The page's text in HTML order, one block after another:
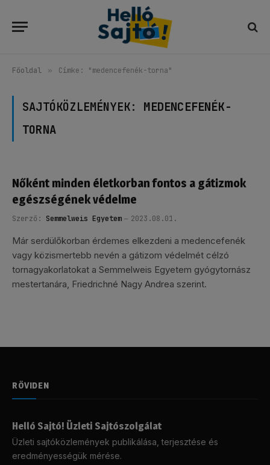
Főoldal » Címke: "medencefenék-torna"
SAJTÓKÖZLEMÉNYEK: MEDENCEFENÉK-
TORNA
Nőként minden életkorban fontos a gátizmok
egészségének védelme
Szerző: Semmelweis Egyetem 2023.08.01.
Már serdülőkorban érdemes elkezdeni a medencefenék
vagy közismertebb nevén a gátizom védelmét célzó
tornagyakorlatokat a Semmelweis Egyetem gyógytornász
mestertanára, Friedrichné Nagy Andrea szerint.
RÖVIDEN
Helló Sajtó! Üzleti Sajtószolgálat
Üzleti sajtóközlemények publikálása, terjesztése és
eredményességük mérése.